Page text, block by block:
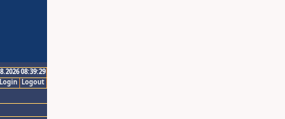
08:39:29
Logout
Login